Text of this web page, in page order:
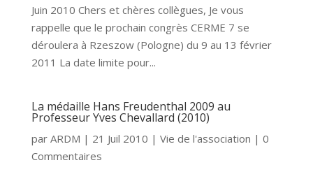
Juin 2010 Chers et chères collègues, Je vous
rappelle que le prochain congrès CERME 7 se
déroulera à Rzeszow (Pologne) du 9 au 13 février
2011 La date limite pour...
La médaille Hans Freudenthal 2009 au
Professeur Yves Chevallard (2010)
par ARDM | 21 Juil 2010 | Vie de l'association | 0
Commentaires